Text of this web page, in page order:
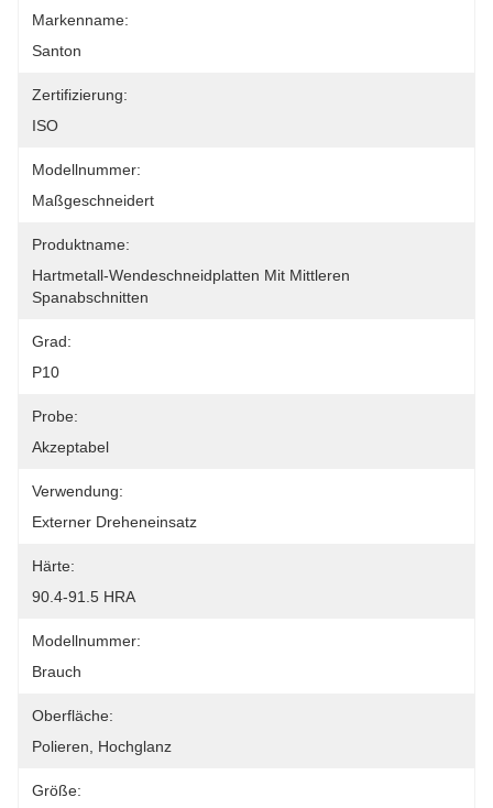
Markenname:
Santon
Zertifizierung:
ISO
Modellnummer:
Maßgeschneidert
Produktname:
Hartmetall-Wendeschneidplatten Mit Mittleren
Spanabschnitten
Grad:
P10
Probe:
Akzeptabel
Verwendung:
Externer Dreheneinsatz
Härte:
90.4-91.5 HRA
Modellnummer:
Brauch
Oberfläche:
Polieren, Hochglanz
Größe: